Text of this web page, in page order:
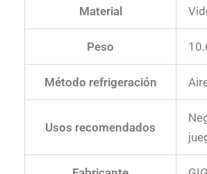
Material
Peso
Método refrigeración
Usos recomendados